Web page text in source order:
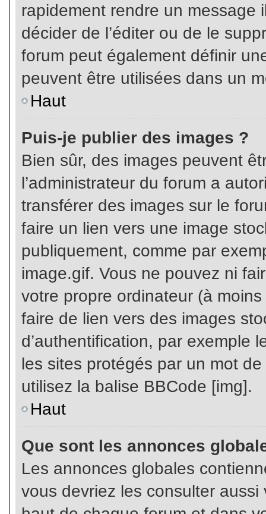
rapidement rendre un message
décider de l’éditer ou de le
forum peut également définir
peuvent être utilisées dans un
Haut
Puis-je publier des images ?
Bien sûr, des images peuvent
l’administrateur du forum a
transférer des images sur le
faire un lien vers une image
publiquement, comme par
image.gif. Vous ne pouvez ni
votre propre ordinateur (à
faire de lien vers des images
d’authentification, par exemple
les sites protégés par un mot
utilisez la balise BBCode [img].
Haut
Que sont les annonces
Les annonces globales
vous devriez les consulter